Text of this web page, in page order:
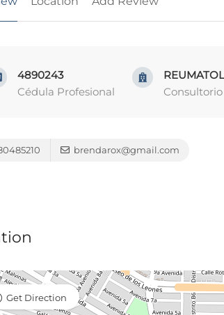
4890243
Cédula Profesional
Consultorio
brendarox@gmail.com
Get Direction